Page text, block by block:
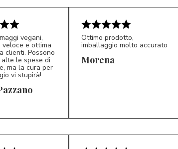
5/5
vegani,
veloce e ottima
clienti. Possono
alte le spese di
ma la cura per
vi stupirà!
Ottimo prodotto,
imballaggio molto accurato
Morena